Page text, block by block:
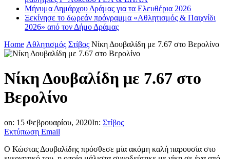
Μήνυμα Δημάρχου Δράμας για τα Ελευθέρια 2026
Ξεκίνησε το δωρεάν πρόγραμμα «Αθλητισμός & Παιχνίδι
2026» από τον Δήμο Δράμας
Home Αθλητισμός Στίβος Νίκη Δουβαλίδη με 7.67 στο Βερολίνο
Νίκη Δουβαλίδη με 7.67 στο
Βερολίνο
on: 15 Φεβρουαρίου, 2020In: Στίβος
Εκτύπωση Email
Ο Κώστας Δουβαλίδης πρόσθεσε μία ακόμη καλή παρουσία στο